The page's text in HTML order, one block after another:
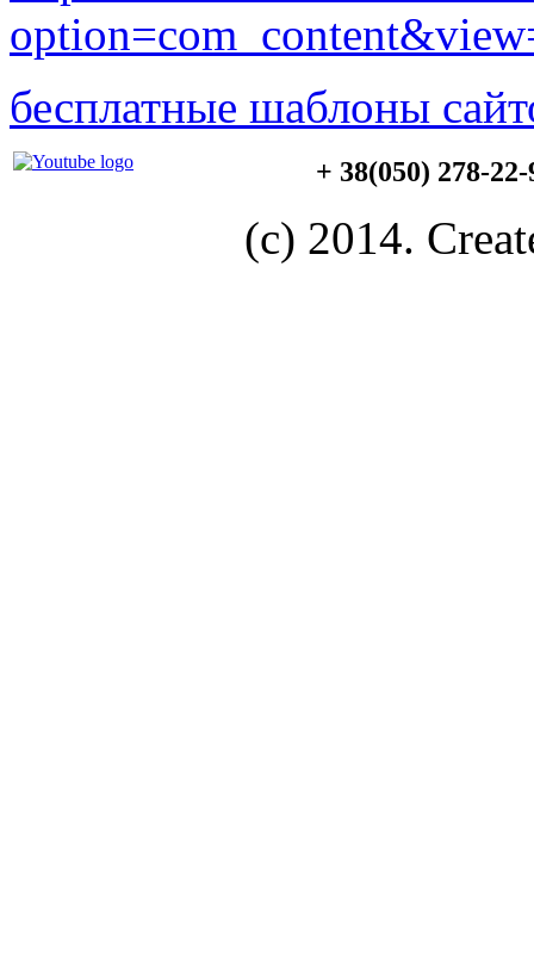
бесплатные шаблоны
+ 38(050) 278-
(c) 2014.